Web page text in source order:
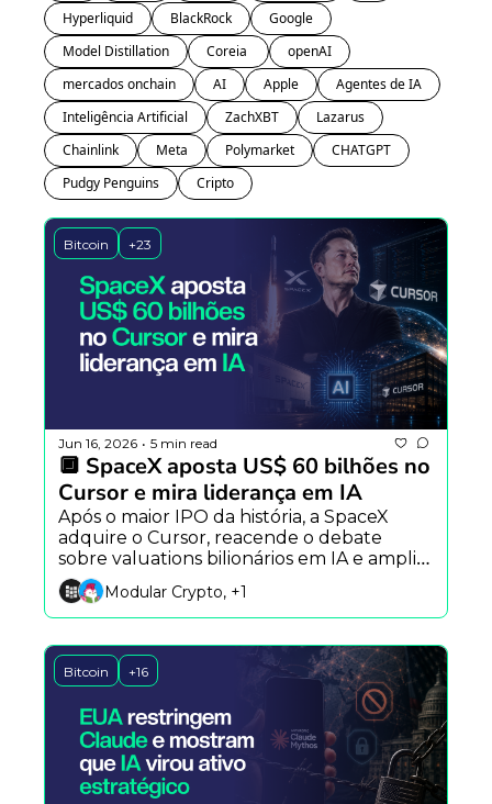
Hyperliquid
BlackRock
Google
Model Distillation
openAI
mercados onchain
AI Apple
Agentes de IA
Inteligência Artificial
ZachXBT
Lazarus
Chainlink
Meta Polymarket
CHATGPT
Pudgy Penguins
Cripto
Bitcoin +23
Jun 16, 2026 • 5 min read
🔲 SpaceX aposta US$ 60 bilhões no
Cursor e mira liderança em IA
Após o maior IPO da história, a SpaceX
adquire o Cursor, reacende o debate
sobre valuations bilionários em IA e amplia
a disputa entre Elon Musk e a OpenAI.
Modular Crypto, +1
Bitcoin +16